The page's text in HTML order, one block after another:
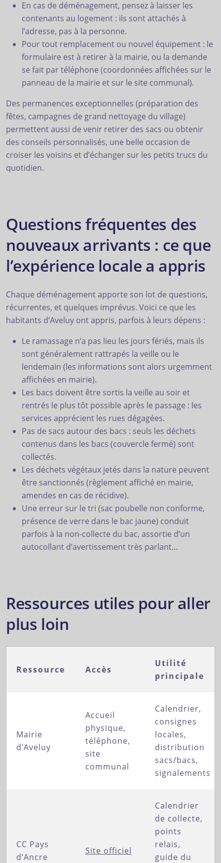
En cas de déménagement, pensez à laisser les
contenants au logement : ils sont attachés à
l’adresse, pas à la personne.
Pour tout remplacement ou nouvel équipement : le
formulaire est à retirer à la mairie, ou la demande
se fait par téléphone (coordonnées affichées sur le
panneau de la mairie et sur le site communal).
Des permanences exceptionnelles (préparation des
fêtes, campagnes de grand nettoyage du village)
permettent aussi de venir retirer des sacs ou obtenir
des conseils personnalisés, une belle occasion de
croiser les voisins et d’échanger sur les petits trucs du
quotidien.
Questions fréquentes des
nouveaux arrivants : ce que
l’expérience locale a appris
Chaque déménagement apporte son lot de questions,
récurrentes, et quelques imprévus. Voici ce que les
habitants d’Aveluy ont appris, parfois à leurs dépens :
Le ramassage n’a pas lieu les jours fériés, mais ils
sont généralement rattrapés la veille ou le
lendemain (les informations sont alors urgemment
affichées en mairie).
Les bacs doivent être sortis la veille au soir et
rentrés le plus tôt possible après le passage : les
services apprécient les rues dégagées.
Pas de sacs autour des bacs : seuls les déchets
contenus dans les bacs (couvercle fermé) sont
collectés.
Les déchets végétaux jetés dans la nature peuvent
être sanctionnés (règlement affiché en mairie,
amendes en cas de récidive).
Une erreur sur le tri (sac poubelle non conforme,
présence de verre dans le bac jaune) conduit
parfois à la non-collecte du bac, assortie d’un
autocollant d’avertissement très parlant…
Ressources utiles pour aller
plus loin
Ressource Accès
Utilité
principale
Mairie
d’Aveluy
Accueil
physique,
téléphone,
site
communal
Calendrier,
consignes
locales,
distribution
sacs/bacs,
signalements
CC Pays
d’Ancre
Site officiel
Calendrier
de collecte,
points
relais,
guide du